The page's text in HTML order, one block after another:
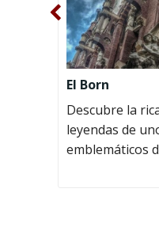
El Born
Descubre la
leyendas de
emblemáticos